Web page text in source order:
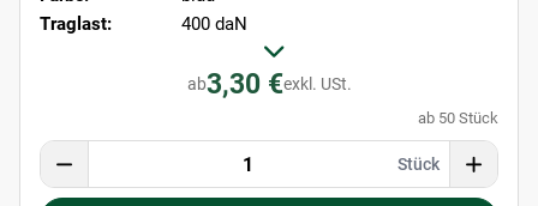
Traglast:
400 daN
ab3,30 €exkl. USt.
ab 50 Stück
Stück